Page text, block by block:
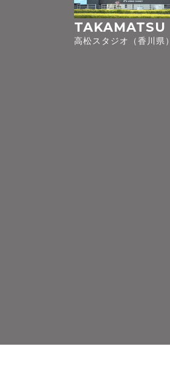
TAKAMATSU
高松スタジオ（香川県）